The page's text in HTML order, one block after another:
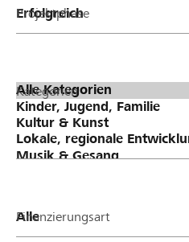
Projektphase
Kategorien
Finanzierungsart